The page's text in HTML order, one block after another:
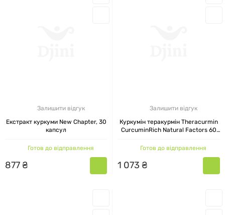
Залишити відгук
Екстракт куркуми New Chapter, 30
капсул
Готов до відправлення
877₴
Залишити відгук
Куркумін теракурмін Theracurmin
CurcuminRich Natural Factors 60
Готов до відправлення
1 073 ₴